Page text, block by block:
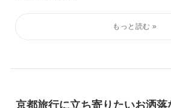
京都旅行に立ち寄りたいお洒落